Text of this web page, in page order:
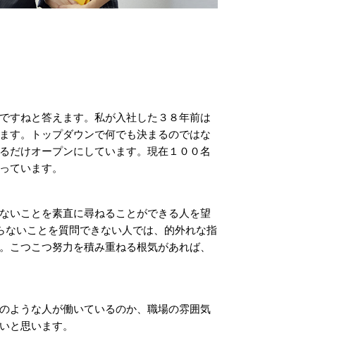
すねと答えます。私が入社した３８年前は
す。トップダウンで何でも決まるのではな
だけオープンにしています。現在１００名
ています。
いことを素直に尋ねることができる人を望
いことを質問できない人では、的外れな指
つこつ努力を積み重ねる根気があれば、
ような人が働いているのか、職場の雰囲気
と思います。